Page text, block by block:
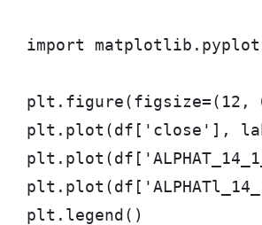
import
plt.figure(figsize=(12,
plt.plot(df['close'],
plt.legend()